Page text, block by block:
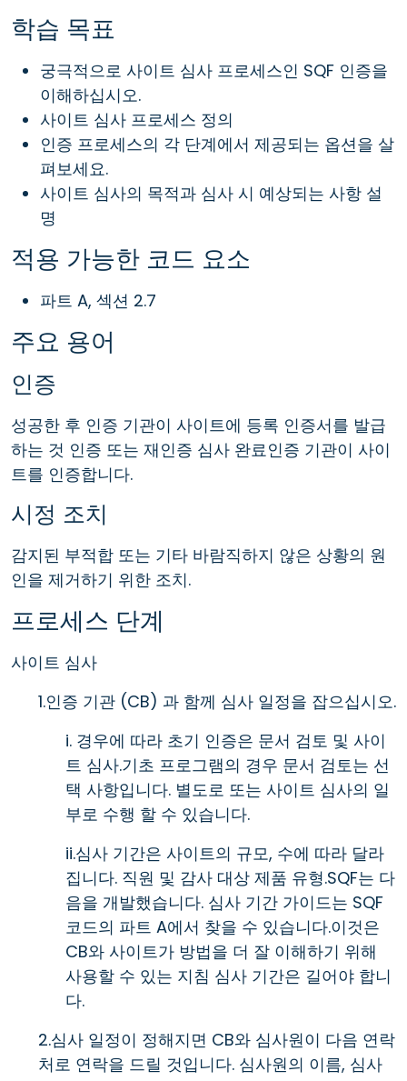
학습 목표
궁극적으로 사이트 심사 프로세스인 SQF 인증을
이해하십시오.
사이트 심사 프로세스 정의
인증 프로세스의 각 단계에서 제공되는 옵션을 살
펴보세요.
사이트 심사의 목적과 심사 시 예상되는 사항 설
명
적용 가능한 코드 요소
파트 A, 섹션 2.7
주요 용어
인증
성공한 후 인증 기관이 사이트에 등록 인증서를 발급
하는 것 인증 또는 재인증 심사 완료인증 기관이 사이
트를 인증합니다.
시정 조치
감지된 부적합 또는 기타 바람직하지 않은 상황의 원
인을 제거하기 위한 조치.
프로세스 단계
사이트 심사
1.인증 기관 (CB) 과 함께 심사 일정을 잡으십시오.
i. 경우에 따라 초기 인증은 문서 검토 및 사이
트 심사.기초 프로그램의 경우 문서 검토는 선
택 사항입니다. 별도로 또는 사이트 심사의 일
부로 수행 할 수 있습니다.
ii.심사 기간은 사이트의 규모, 수에 따라 달라
집니다. 직원 및 감사 대상 제품 유형.SQF는 다
음을 개발했습니다. 심사 기간 가이드는 SQF
코드의 파트 A에서 찾을 수 있습니다.이것은
CB와 사이트가 방법을 더 잘 이해하기 위해
사용할 수 있는 지침 심사 기간은 길어야 합니
다.
2.심사 일정이 정해지면 CB와 심사원이 다음 연락
처로 연락을 드릴 것입니다. 심사원의 이름, 심사